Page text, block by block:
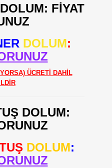
FİYAT
DOLUM:
ÜCRETİ DAHİL
DOLUM:
DOLUM: